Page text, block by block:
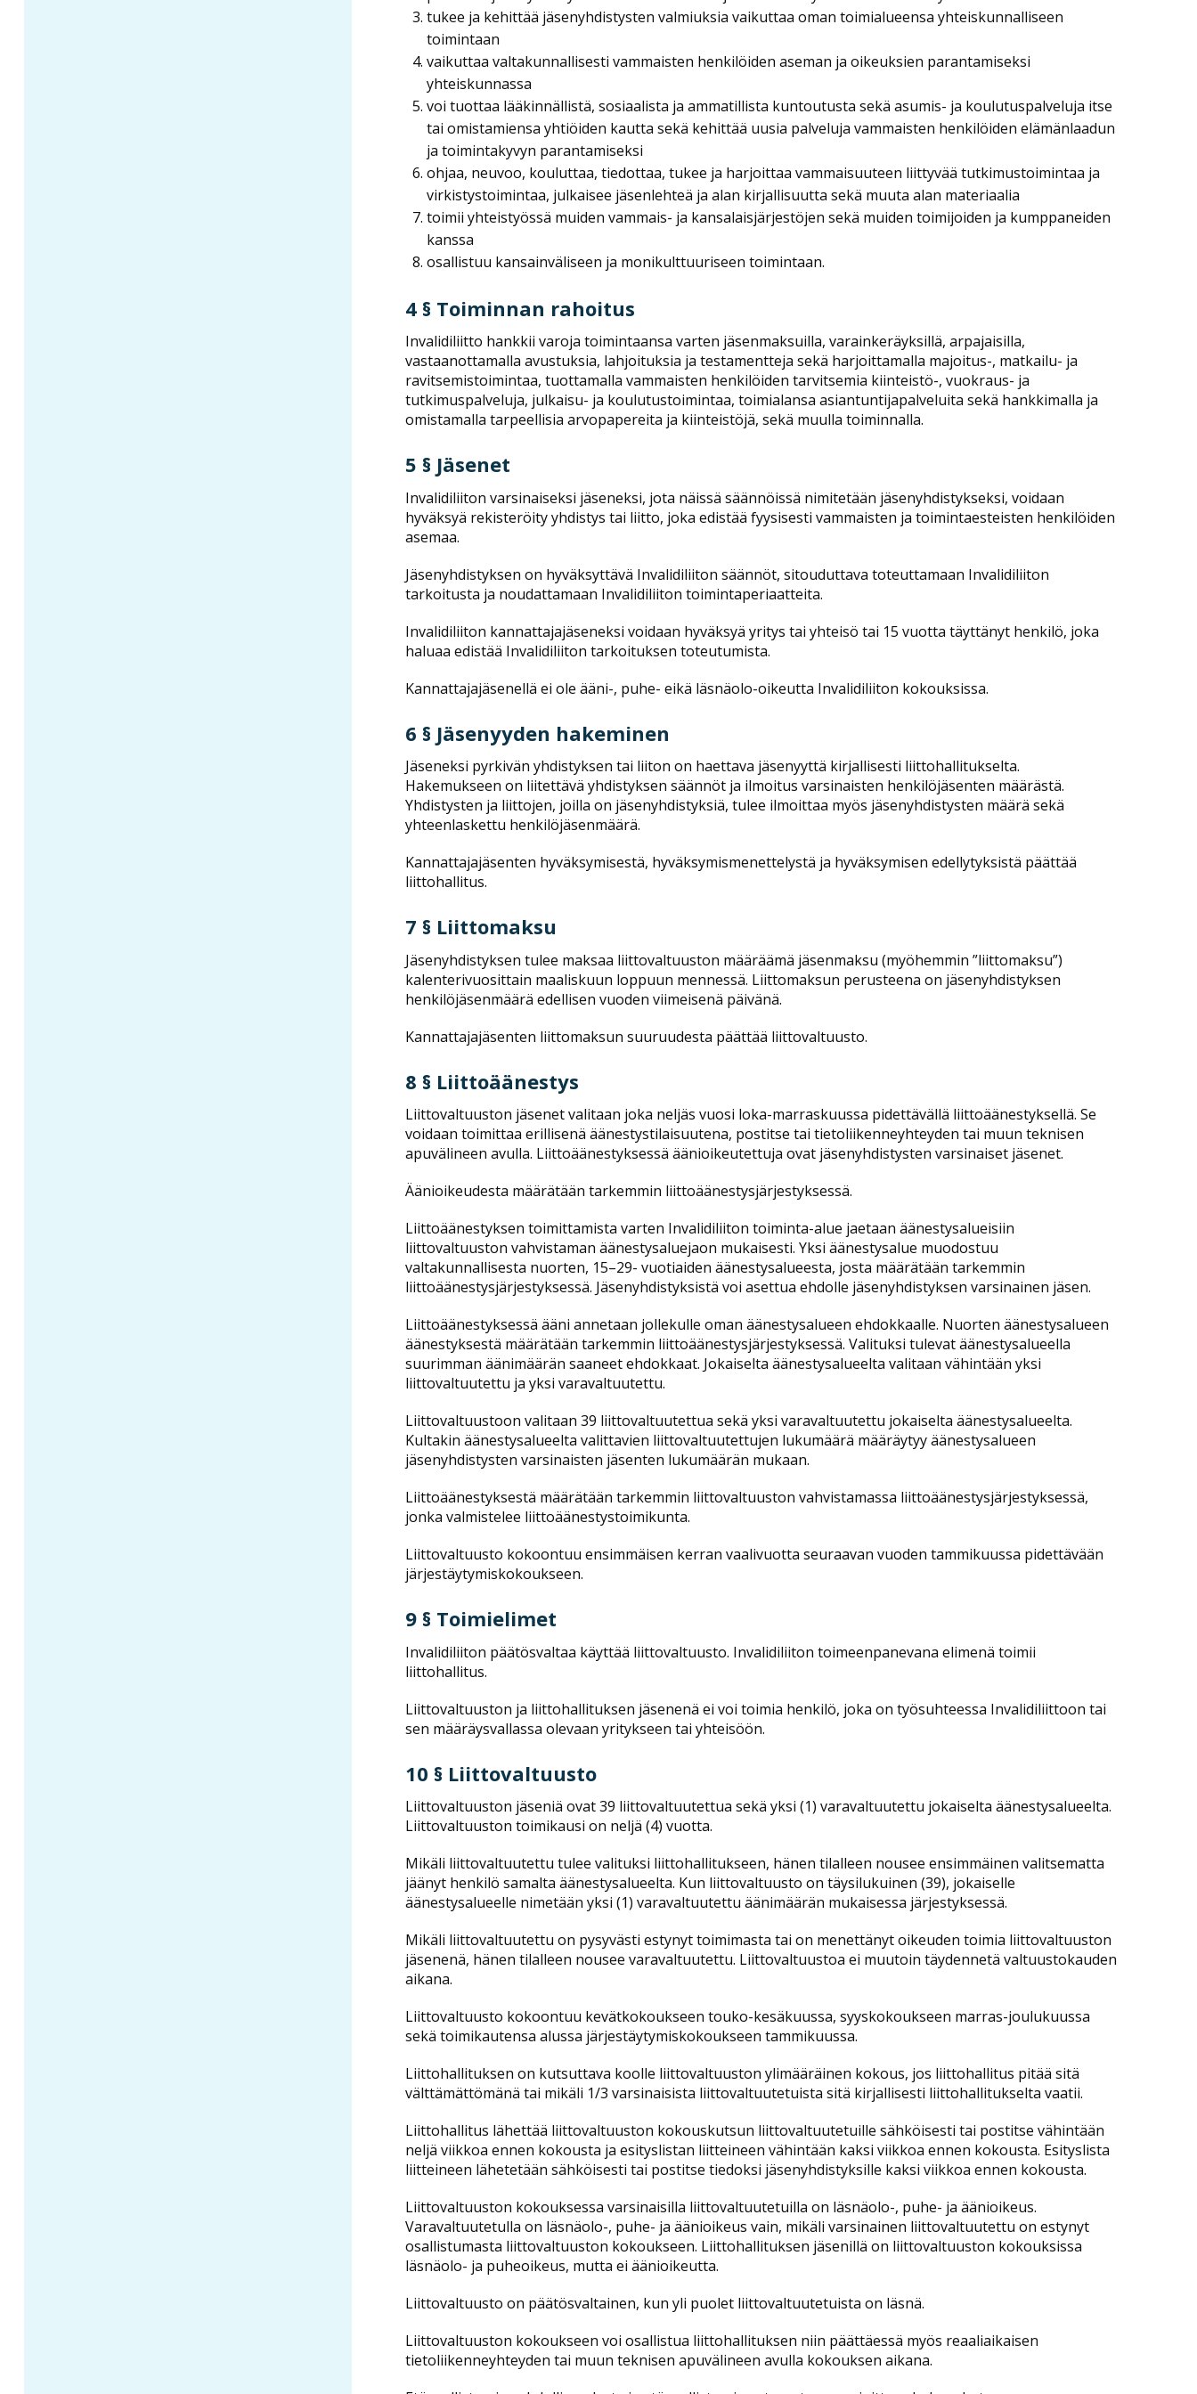
tukee ja kehittää jäsenyhdistysten valmiuksia vaikuttaa oman toimialueensa yhteiskunnalliseen
toimintaan
vaikuttaa valtakunnallisesti vammaisten henkilöiden aseman ja oikeuksien parantamiseksi
yhteiskunnassa
voi tuottaa lääkinnällistä, sosiaalista ja ammatillista kuntoutusta sekä asumis- ja koulutuspalveluja itse
tai omistamiensa yhtiöiden kautta sekä kehittää uusia palveluja vammaisten henkilöiden elämänlaadun
ja toimintakyvyn parantamiseksi
ohjaa, neuvoo, kouluttaa, tiedottaa, tukee ja harjoittaa vammaisuuteen liittyvää tutkimustoimintaa ja
virkistystoimintaa, julkaisee jäsenlehteä ja alan kirjallisuutta sekä muuta alan materiaalia
toimii yhteistyössä muiden vammais- ja kansalaisjärjestöjen sekä muiden toimijoiden ja kumppaneiden
kanssa
osallistuu kansainväliseen ja monikulttuuriseen toimintaan.
4 § Toiminnan rahoitus
Invalidiliitto hankkii varoja toimintaansa varten jäsenmaksuilla, varainkeräyksillä, arpajaisilla,
vastaanottamalla avustuksia, lahjoituksia ja testamentteja sekä harjoittamalla majoitus-, matkailu- ja
ravitsemistoimintaa, tuottamalla vammaisten henkilöiden tarvitsemia kiinteistö-, vuokraus- ja
tutkimuspalveluja, julkaisu- ja koulutustoimintaa, toimialansa asiantuntijapalveluita sekä hankkimalla ja
omistamalla tarpeellisia arvopapereita ja kiinteistöjä, sekä muulla toiminnalla.
5 § Jäsenet
Invalidiliiton varsinaiseksi jäseneksi, jota näissä säännöissä nimitetään jäsenyhdistykseksi, voidaan
hyväksyä rekisteröity yhdistys tai liitto, joka edistää fyysisesti vammaisten ja toimintaesteisten henkilöiden
asemaa.
Jäsenyhdistyksen on hyväksyttävä Invalidiliiton säännöt, sitouduttava toteuttamaan Invalidiliiton
tarkoitusta ja noudattamaan Invalidiliiton toimintaperiaatteita.
Invalidiliiton kannattajajäseneksi voidaan hyväksyä yritys tai yhteisö tai 15 vuotta täyttänyt henkilö, joka
haluaa edistää Invalidiliiton tarkoituksen toteutumista.
Kannattajajäsenellä ei ole ääni-, puhe- eikä läsnäolo-oikeutta Invalidiliiton kokouksissa.
6 § Jäsenyyden hakeminen
Jäseneksi pyrkivän yhdistyksen tai liiton on haettava jäsenyyttä kirjallisesti liittohallitukselta.
Hakemukseen on liitettävä yhdistyksen säännöt ja ilmoitus varsinaisten henkilöjäsenten määrästä.
Yhdistysten ja liittojen, joilla on jäsenyhdistyksiä, tulee ilmoittaa myös jäsenyhdistysten määrä sekä
yhteenlaskettu henkilöjäsenmäärä.
Kannattajajäsenten hyväksymisestä, hyväksymismenettelystä ja hyväksymisen edellytyksistä päättää
liittohallitus.
7 § Liittomaksu
Jäsenyhdistyksen tulee maksaa liittovaltuuston määräämä jäsenmaksu (myöhemmin ”liittomaksu”)
kalenterivuosittain maaliskuun loppuun mennessä. Liittomaksun perusteena on jäsenyhdistyksen
henkilöjäsenmäärä edellisen vuoden viimeisenä päivänä.
Kannattajajäsenten liittomaksun suuruudesta päättää liittovaltuusto.
8 § Liittoäänestys
Liittovaltuuston jäsenet valitaan joka neljäs vuosi loka-marraskuussa pidettävällä liittoäänestyksellä. Se
voidaan toimittaa erillisenä äänestystilaisuutena, postitse tai tietoliikenneyhteyden tai muun teknisen
apuvälineen avulla. Liittoäänestyksessä äänioikeutettuja ovat jäsenyhdistysten varsinaiset jäsenet.
Äänioikeudesta määrätään tarkemmin liittoäänestysjärjestyksessä.
Liittoäänestyksen toimittamista varten Invalidiliiton toiminta-alue jaetaan äänestysalueisiin
liittovaltuuston vahvistaman äänestysaluejaon mukaisesti. Yksi äänestysalue muodostuu
valtakunnallisesta nuorten, 15–29- vuotiaiden äänestysalueesta, josta määrätään tarkemmin
liittoäänestysjärjestyksessä. Jäsenyhdistyksistä voi asettua ehdolle jäsenyhdistyksen varsinainen jäsen.
Liittoäänestyksessä ääni annetaan jollekulle oman äänestysalueen ehdokkaalle. Nuorten äänestysalueen
äänestyksestä määrätään tarkemmin liittoäänestysjärjestyksessä. Valituksi tulevat äänestysalueella
suurimman äänimäärän saaneet ehdokkaat. Jokaiselta äänestysalueelta valitaan vähintään yksi
liittovaltuutettu ja yksi varavaltuutettu.
Liittovaltuustoon valitaan 39 liittovaltuutettua sekä yksi varavaltuutettu jokaiselta äänestysalueelta.
Kultakin äänestysalueelta valittavien liittovaltuutettujen lukumäärä määräytyy äänestysalueen
jäsenyhdistysten varsinaisten jäsenten lukumäärän mukaan.
Liittoäänestyksestä määrätään tarkemmin liittovaltuuston vahvistamassa liittoäänestysjärjestyksessä,
jonka valmistelee liittoäänestystoimikunta.
Liittovaltuusto kokoontuu ensimmäisen kerran vaalivuotta seuraavan vuoden tammikuussa pidettävään
järjestäytymiskokoukseen.
9 § Toimielimet
Invalidiliiton päätösvaltaa käyttää liittovaltuusto. Invalidiliiton toimeenpanevana elimenä toimii
liittohallitus.
Liittovaltuuston ja liittohallituksen jäsenenä ei voi toimia henkilö, joka on työsuhteessa Invalidiliittoon tai
sen määräysvallassa olevaan yritykseen tai yhteisöön.
10 § Liittovaltuusto
Liittovaltuuston jäseniä ovat 39 liittovaltuutettua sekä yksi (1) varavaltuutettu jokaiselta äänestysalueelta.
Liittovaltuuston toimikausi on neljä (4) vuotta.
Mikäli liittovaltuutettu tulee valituksi liittohallitukseen, hänen tilalleen nousee ensimmäinen valitsematta
jäänyt henkilö samalta äänestysalueelta. Kun liittovaltuusto on täysilukuinen (39), jokaiselle
äänestysalueelle nimetään yksi (1) varavaltuutettu äänimäärän mukaisessa järjestyksessä.
Mikäli liittovaltuutettu on pysyvästi estynyt toimimasta tai on menettänyt oikeuden toimia liittovaltuuston
jäsenenä, hänen tilalleen nousee varavaltuutettu. Liittovaltuustoa ei muutoin täydennetä valtuustokauden
aikana.
Liittovaltuusto kokoontuu kevätkokoukseen touko-kesäkuussa, syyskokoukseen marras-joulukuussa
sekä toimikautensa alussa järjestäytymiskokoukseen tammikuussa.
Liittohallituksen on kutsuttava koolle liittovaltuuston ylimääräinen kokous, jos liittohallitus pitää sitä
välttämättömänä tai mikäli 1/3 varsinaisista liittovaltuutetuista sitä kirjallisesti liittohallitukselta vaatii.
Liittohallitus lähettää liittovaltuuston kokouskutsun liittovaltuutetuille sähköisesti tai postitse vähintään
neljä viikkoa ennen kokousta ja esityslistan liitteineen vähintään kaksi viikkoa ennen kokousta. Esityslista
liitteineen lähetetään sähköisesti tai postitse tiedoksi jäsenyhdistyksille kaksi viikkoa ennen kokousta.
Liittovaltuuston kokouksessa varsinaisilla liittovaltuutetuilla on läsnäolo-, puhe- ja äänioikeus.
Varavaltuutetulla on läsnäolo-, puhe- ja äänioikeus vain, mikäli varsinainen liittovaltuutettu on estynyt
osallistumasta liittovaltuuston kokoukseen. Liittohallituksen jäsenillä on liittovaltuuston kokouksissa
läsnäolo- ja puheoikeus, mutta ei äänioikeutta.
Liittovaltuusto on päätösvaltainen, kun yli puolet liittovaltuutetuista on läsnä.
Liittovaltuuston kokoukseen voi osallistua liittohallituksen niin päättäessä myös reaaliaikaisen
tietoliikenneyhteyden tai muun teknisen apuvälineen avulla kokouksen aikana.